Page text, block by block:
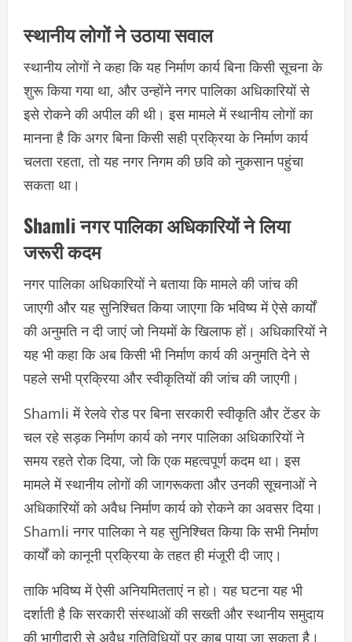
स्थानीय लोगों ने उठाया सवाल
स्थानीय लोगों ने कहा कि यह निर्माण कार्य बिना किसी सूचना के
शुरू किया गया था, और उन्होंने नगर पालिका अधिकारियों से
इसे रोकने की अपील की थी। इस मामले में स्थानीय लोगों का
मानना है कि अगर बिना किसी सही प्रक्रिया के निर्माण कार्य
चलता रहता, तो यह नगर निगम की छवि को नुकसान पहुंचा
सकता था।
Shamli नगर पालिका अधिकारियों ने लिया
जरूरी कदम
नगर पालिका अधिकारियों ने बताया कि मामले की जांच की
जाएगी और यह सुनिश्चित किया जाएगा कि भविष्य में ऐसे कार्यों
की अनुमति न दी जाएं जो नियमों के खिलाफ हों। अधिकारियों ने
यह भी कहा कि अब किसी भी निर्माण कार्य की अनुमति देने से
पहले सभी प्रक्रिया और स्वीकृतियों की जांच की जाएगी।
Shamli में रेलवे रोड पर बिना सरकारी स्वीकृति और टेंडर के
चल रहे सड़क निर्माण कार्य को नगर पालिका अधिकारियों ने
समय रहते रोक दिया, जो कि एक महत्वपूर्ण कदम था। इस
मामले में स्थानीय लोगों की जागरूकता और उनकी सूचनाओं ने
अधिकारियों को अवैध निर्माण कार्य को रोकने का अवसर दिया।
Shamli नगर पालिका ने यह सुनिश्चित किया कि सभी निर्माण
कार्यों को कानूनी प्रक्रिया के तहत ही मंजूरी दी जाए।
ताकि भविष्य में ऐसी अनियमितताएं न हो। यह घटना यह भी
दर्शाती है कि सरकारी संस्थाओं की सख्ती और स्थानीय समुदाय
की भागीदारी से अवैध गतिविधियों पर काबू पाया जा सकता है।